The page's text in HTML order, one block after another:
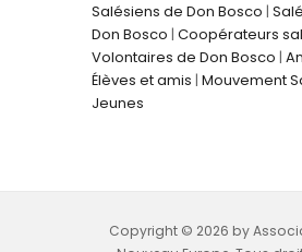
Salésiens de Don Bosco |
Don Bosco | Coopérateurs
Volontaires de Don Bosco |
Élèves et amis | Mouvement
Jeunes
Copyright © 2026 by